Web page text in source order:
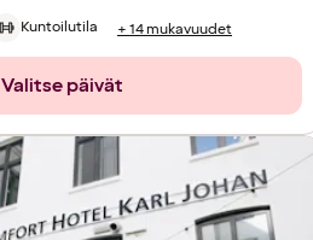
Kuntoilutila + 14 mukavuudet
Valitse päivät